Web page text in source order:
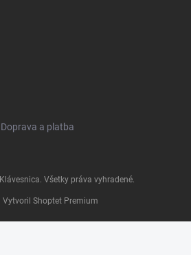
Doprava a platba
Vytvoril Shoptet Premium
Klávesnica. Všetky práva vyhradené.